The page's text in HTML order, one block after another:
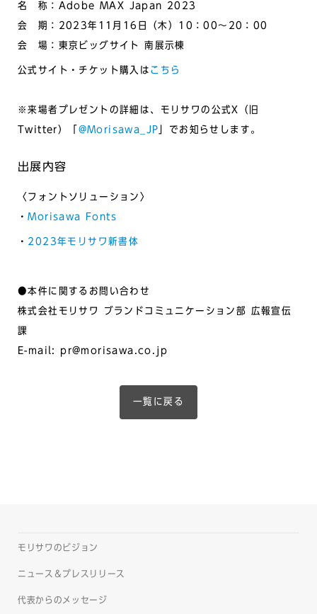
名 称：Adobe MAX Japan 2023
会 期：2023年11月16日（木）10：00〜20：00
会 場：東京ビッグサイト 南展示棟
公式サイト・チケット購入は こちら
※来場者プレゼントの詳細は、モリサワの公式X（旧
Twitter）「 @Morisawa_JP 」でお知らせします。
出展内容
〈フォントソリューション〉
・Morisawa Fonts
・ 2023年モリサワ新書体
●本件に関するお問い合わせ
株式会社モリサワ ブランドコミュニケーション部 広報宣伝
課
E-mail: pr@morisawa.co.jp
一覧に戻る
モリサワのビジョン
ニュース＆プレスリリース
代表からのメッセージ